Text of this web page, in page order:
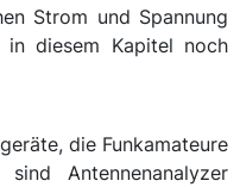
\cdot
j}
C}
Strom und Spannung
diesem Kapitel noch
die Funkamateure
Antennenanalyzer